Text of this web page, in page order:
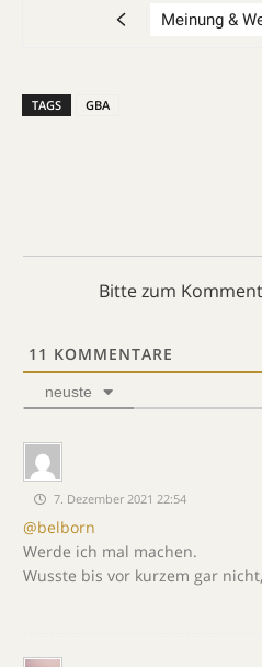
TAGS GBA
Bitte zum
11 KOMMENTARE
neuste
7. Dezember 2021 22:54
@belborn
Werde ich mal machen.
Wusste bis vor kurzem gar